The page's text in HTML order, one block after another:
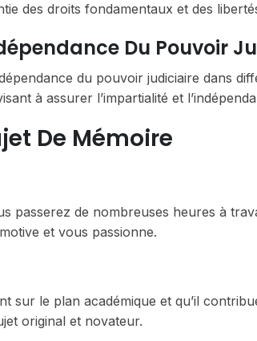
des droits fondamentaux et des
Du Pouvoir
du pouvoir judiciaire dans
à assurer l’impartialité et
De Mémoire
passerez de nombreuses heures à
et vous passionne.
sur le plan académique et qu’il
original et novateur.